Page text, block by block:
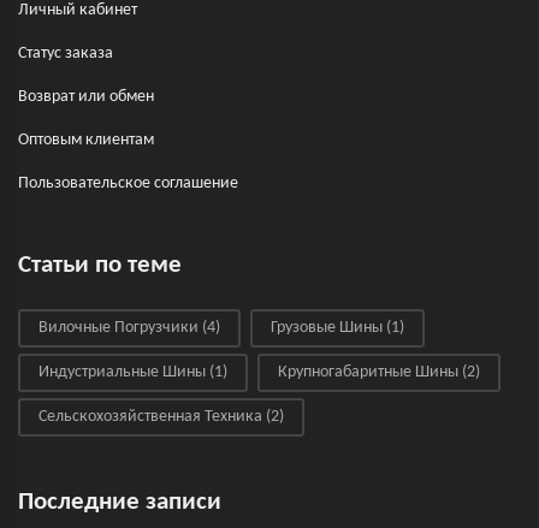
Личный кабинет
Статус заказа
Возврат или обмен
Оптовым клиентам
Пользовательское соглашение
Статьи по теме
Вилочные Погрузчики (4) Грузовые Шины (1)
Индустриальные Шины (1) Крупногабаритные Шины (2)
Сельскохозяйственная Техника (2)
Последние записи